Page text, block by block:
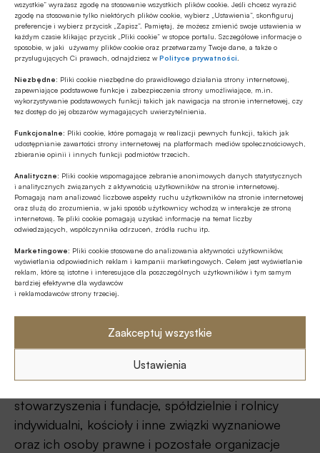
wszystkie” wyrażasz zgodę na stosowanie wszystkich plików cookie. Jeśli chcesz wyrazić
zgodę na stosowanie tylko niektórych plików cookie, wybierz „Ustawienia”, skonfiguruj
preferencje i wybierz przycisk „Zapisz”. Pamiętaj, że możesz zmienić swoje ustawienia w
każdym czasie klikając przycisk „Pliki cookie” w stopce portalu. Szczegółowe informacje o
sposobie, w jaki używamy plików cookie oraz przetwarzamy Twoje dane, a także o
przysługujących Ci prawach, odnajdziesz wPolityce prywatności
Niezbędne: Pliki cookie niezbędne do prawidłowego działania strony internetowej,
zapewniające podstawowe funkcje i zabezpieczenia strony umożliwiające, m.in.
wykorzystywanie podstawowych funkcji takich jak nawigacja na stronie internetowej, czy
tez dostęp do jej obszarów wymagających uwierzytelnienia.
Funkcjonalne: Pliki cookie, które pomagają w realizacji pewnych funkcji, takich jak
udostępnianie zawartości strony internetowej na platformach mediów społecznościowych,
zbieranie opinii i innych funkcji podmiotów trzecich.
Analityczne: Pliki cookie wspomagające zebranie anonimowych danych statystycznych
i analitycznych związanych z aktywnością użytkowników na stronie internetowej.
Pomagają nam analizować liczbowe aspekty ruchu użytkowników na stronie internetowej
oraz służą do zrozumienia, w jaki sposób użytkownicy wchodzą w interakcje ze stroną
internetową. Te pliki cookie pomagają uzyskać informacje na temat liczby
odwiedzających, współczynnika odrzuceń, źródła ruchu itp.
Marketingowe: Pliki cookie stosowane do analizowania aktywności użytkowników,
wyświetlania odpowiednich reklam i kampanii marketingowych. Celem jest wyświetlanie
reklam, które są istotne i interesujące dla poszczególnych użytkowników i tym samym
bardziej efektywne dla wydawców
i reklamodawców strony trzeciej.
Zaakceptuj wszystkie
Ustawienia
(samochody osobowe do max. 8 osób), pojazdów
zeroemisyjnych N1 (pojazdy dostawcze do 3,5 t),
pojazdów zeroemisyjnych kategorii M1, N1, L1e -
L7e – z napędem elektrycznym, wodorowym lub
silnikiem nie emitującym gazów cieplarnianych.
Przepisy nie przewidują więc dopłat do
samochodów hybrydowych.
Wielkość dopłat dla przedsiębiorców zaczyna się
od 4000 zł (dla pojazdów kategorii L1e-L7e) do
maksymalnie 70 000 zł (na pojazdy kategorii N1).
W przypadku pojazdów z kat. M1 maksymalna
kwota dopłaty może wynieść 27 000 zł (przy
średniorocznym przebiegu pojazdów nie
mniejszym niż 15 tys. km) lub do wysokości 18 750
zł (dopłata nie limitowana średnim przebiegiem).
Z dopłat do leasingu mogą skorzystać: osoby
fizyczne, jednostki sektora finansów publicznych,
instytuty badawcze, przedsiębiorcy,
stowarzyszenia i fundacje, spółdzielnie i rolnicy
indywidualni, kościoły i inne związki wyznaniowe
oraz ich osoby prawne i pozostałe organizacje